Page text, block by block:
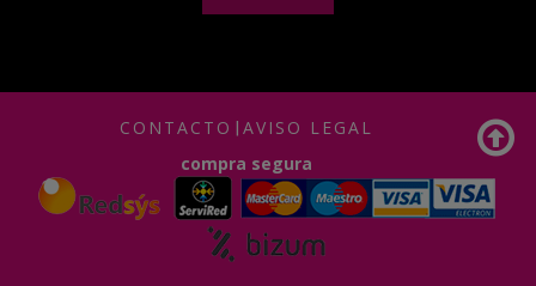
CONTACTO | AVISO LEGAL
compra segura